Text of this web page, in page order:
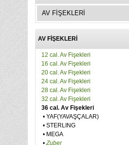
AV FİŞEKLERİ
12 cal. Av Fişekleri
16 cal. Av Fişekleri
20 cal. Av Fişekleri
24 cal. Av Fişekleri
28 cal. Av Fişekleri
32 cal. Av Fişekleri
36 cal. Av Fişekleri
• YAF(YAVAŞÇALAR)
• STERLING
• MEGA
•Zuber